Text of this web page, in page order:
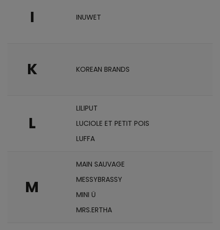
I INUWET
K KOREAN BRANDS
L
LILIPUT
LUCIOLE ET PETIT POIS
LUFFA
M
MAIN SAUVAGE
MESSYBRASSY
MINI Ü
MRS.ERTHA